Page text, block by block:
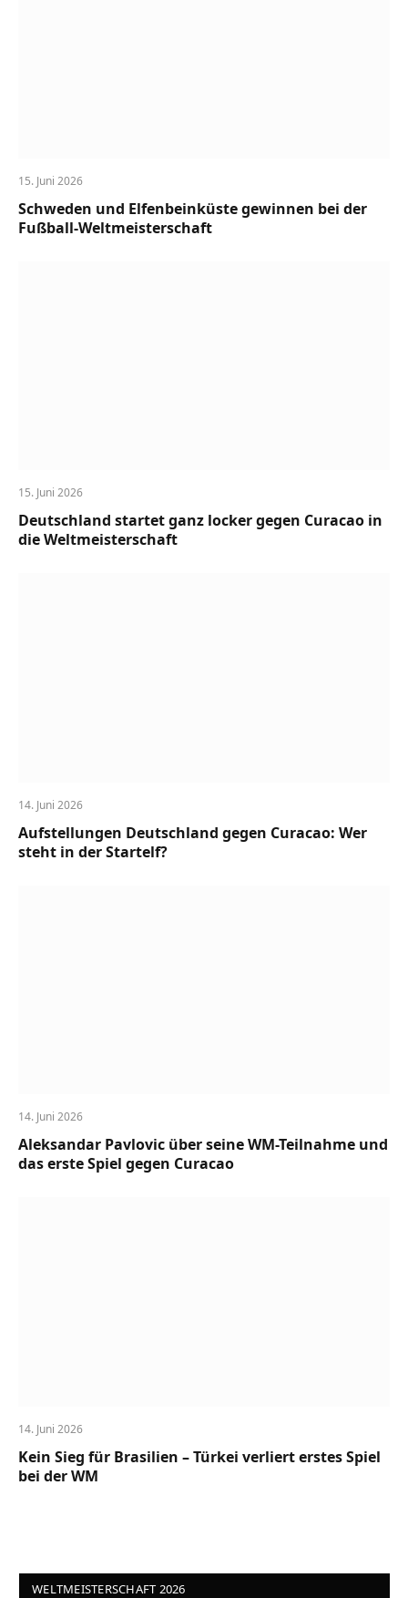
15. Juni 2026
Schweden und Elfenbeinküste gewinnen bei der
Fußball-Weltmeisterschaft
15. Juni 2026
Deutschland startet ganz locker gegen Curacao in
die Weltmeisterschaft
14. Juni 2026
Aufstellungen Deutschland gegen Curacao: Wer
steht in der Startelf?
14. Juni 2026
Aleksandar Pavlovic über seine WM-Teilnahme und
das erste Spiel gegen Curacao
14. Juni 2026
Kein Sieg für Brasilien – Türkei verliert erstes Spiel
bei der WM
WELTMEISTERSCHAFT 2026